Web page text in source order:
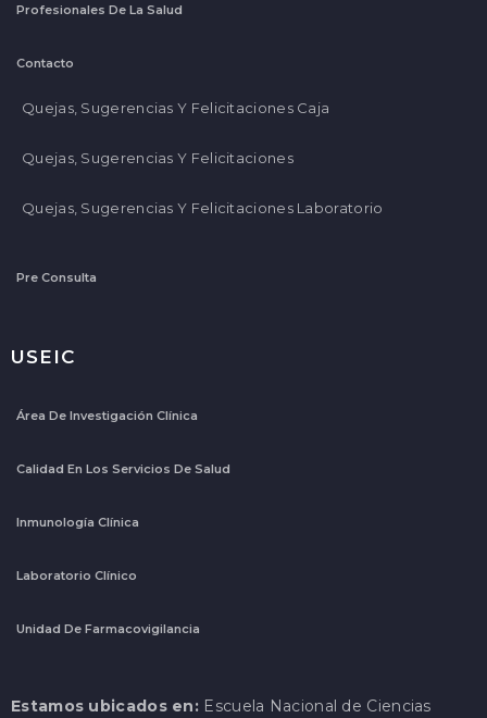
Profesionales De La Salud
Contacto
Quejas, Sugerencias Y Felicitaciones Caja
Quejas, Sugerencias Y Felicitaciones
Quejas, Sugerencias Y Felicitaciones Laboratorio
Pre Consulta
USEIC
Área De Investigación Clínica
Calidad En Los Servicios De Salud
Inmunología Clínica
Laboratorio Clínico
Unidad De Farmacovigilancia
Estamos ubicados en: Escuela Nacional de Ciencias